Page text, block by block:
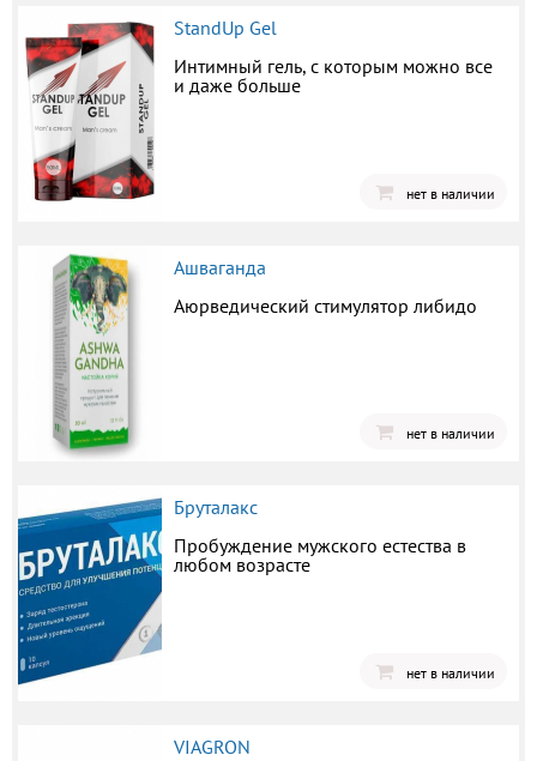
StandUp Gel
Интимный гель, с которым можно все
и даже больше
нет в наличии
Ашваганда
Аюрведический стимулятор либидо
нет в наличии
Бруталакс
Пробуждение мужского естества в
любом возрасте
нет в наличии
VIAGRON